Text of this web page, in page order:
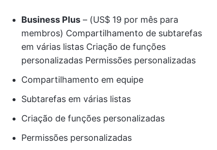
Business Plus – (US$ 19 por mês para
membros) Compartilhamento de subtarefas
em várias listas Criação de funções
personalizadas Permissões personalizadas
Compartilhamento em equipe
Subtarefas em várias listas
Criação de funções personalizadas
Permissões personalizadas